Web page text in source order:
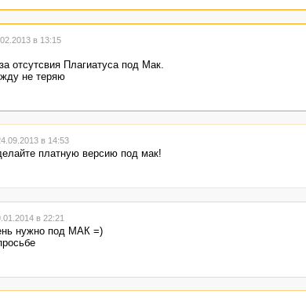
в 13:15
отсутсвия Плагиатуса под Мак.
не теряю
в 14:53
платную версию под мак!
в 22:21
нужно под МАК =)